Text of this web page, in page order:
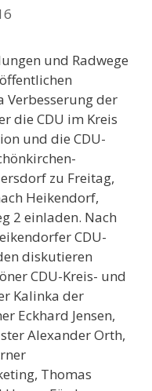
und Radwege
Verbesserung der
die CDU im Kreis
und die CDU-
zu Freitag,
Heikendorf,
2 einladen. Nach
CDU-
diskutieren
CDU-Kreis- und
Kalinka der
Eckhard Jensen,
Alexander Orth,
Thomas